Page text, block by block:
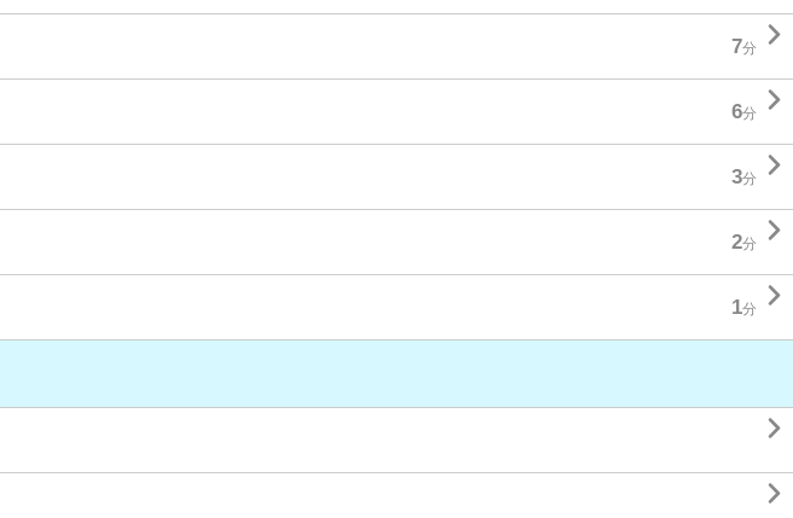
7分 
6分 
3分 
2分 
1分 

